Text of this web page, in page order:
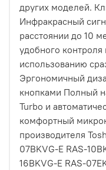
других моделей.
Инфракрасный
расстоянии до 10
удобного контроля
использованию
Эргономичный
кнопками Полный
Turbo и
комфортный
производителя
07BKVG-E RAS-
16BKVG-E RAS-